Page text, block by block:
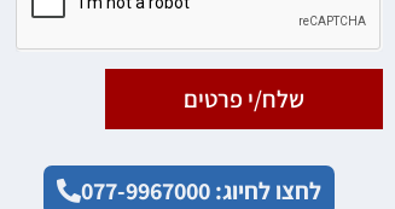
שלח/י פרטים
לחצו לחיוג: 077-9967000